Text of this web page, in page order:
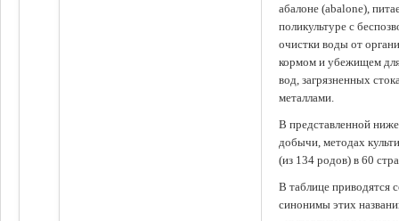
абалоне (abalone),
поликультуре с
очистки воды от
кормом и убежищем
вод, загрязненных
металлами.
В представленной
добычи, методах
(из 134 родов) в 60
В таблице приводятся
синонимы этих